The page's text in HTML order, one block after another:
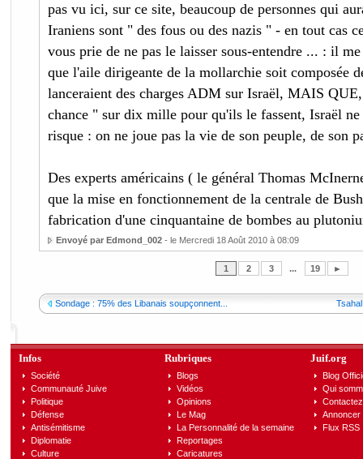
pas vu ici, sur ce site, beaucoup de personnes qui
Iraniens sont " des fous ou des nazis " - en tout cas
vous prie de ne pas le laisser sous-entendre ... : il
que l'aile dirigeante de la mollarchie soit composée
lanceraient des charges ADM sur Israël, MAIS
chance " sur dix mille pour qu'ils le fassent, Israël ne
risque : on ne joue pas la vie de son peuple, de son
Des experts américains ( le général Thomas
que la mise en fonctionnement de la centrale de
fabrication d'une cinquantaine de bombes au
Envoyé par Edmond_002- le Mercredi 18 Août 2010 à 08:09
1 2 3 ... 19 ►
Sondage : 75% des Libanais soupçonnent...
Infos
Société
Communauté Juive
Politique
Défense
Antisémitisme
Diplomatie
Culture
Rubriques
Blogs
Vidéos
Opinions
Le Mag
La Personnalité de la semaine
Reportages
Caricatures
Juif.org
Blog
Qui
Annoncer
Flux RSS